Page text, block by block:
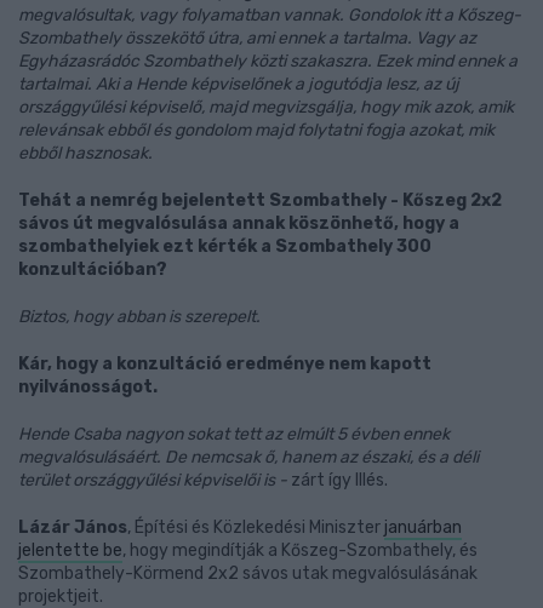
megvalósultak, vagy folyamatban vannak. Gondolok itt a Kőszeg-
Szombathely összekötő útra, ami ennek a tartalma. Vagy az
Egyházasrádóc Szombathely közti szakaszra. Ezek mind ennek a
tartalmai. Aki a Hende képviselőnek a jogutódja lesz, az új
országgyűlési képviselő, majd megvizsgálja, hogy mik azok, amik
relevánsak ebből és gondolom majd folytatni fogja azokat, mik
ebből hasznosak.
Tehát a nemrég bejelentett Szombathely - Kőszeg 2x2
sávos út megvalósulása annak köszönhető, hogy a
szombathelyiek ezt kérték a Szombathely 300
konzultációban?
Biztos, hogy abban is szerepelt.
Kár, hogy a konzultáció eredménye nem kapott
nyilvánosságot.
Hende Csaba nagyon sokat tett az elmúlt 5 évben ennek
megvalósulásáért. De nemcsak ő, hanem az északi, és a déli
terület országgyűlési képviselői is - zárt így Illés.
Lázár János, Építési és Közlekedési Miniszter januárban
jelentette be, hogy megindítják a Kőszeg-Szombathely, és
Szombathely-Körmend 2x2 sávos utak megvalósulásának
projektjeit.